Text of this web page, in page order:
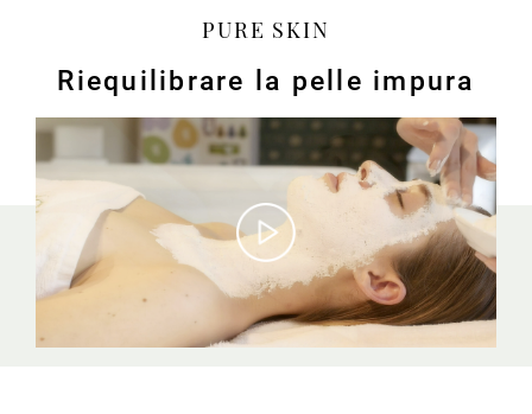
PURE SKIN
Riequilibrare la pelle impura